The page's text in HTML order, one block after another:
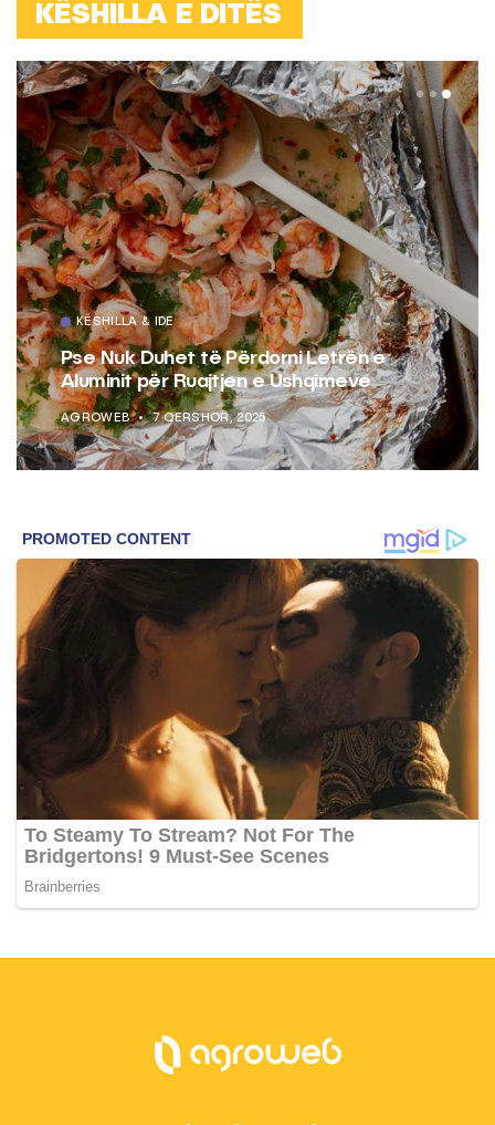
KËSHILLA E DITËS
KËSHILLA & IDE
Pse Nuk Duhet të Përdorni Letrën e
Aluminit për Ruajtjen e Ushqimeve
AGROWEB 7 QERSHOR, 2025